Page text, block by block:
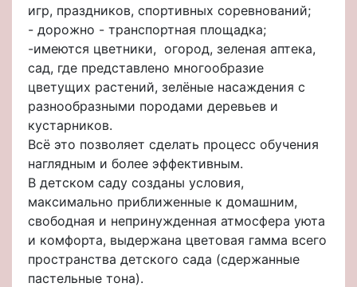
игр, праздников, спортивных соревнований;
- дорожно - транспортная площадка;
-имеются цветники, огород, зеленая аптека,
сад, где представлено многообразие
цветущих растений, зелёные насаждения с
разнообразными породами деревьев и
кустарников.
Всё это позволяет сделать процесс обучения
наглядным и более эффективным.
В детском саду созданы условия,
максимально приближенные к домашним,
свободная и непринужденная атмосфера уюта
и комфорта, выдержана цветовая гамма всего
пространства детского сада (сдержанные
пастельные тона).